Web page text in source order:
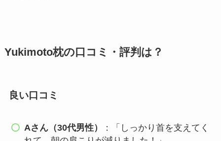
Yukimoto枕の口コミ・評判は？
良い口コミ
Aさん（30代男性）
：「しっかり首を支えてく